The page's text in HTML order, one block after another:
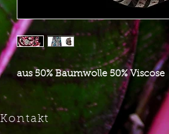
aus 50% Baumwolle 50% Viscose
Kontakt